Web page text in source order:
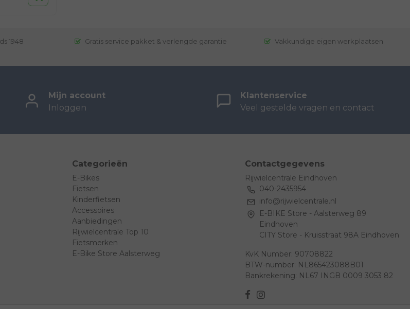
1948 Gratis service pakket & verlengde garantie Vakkundige eigen werkplaatsen
Mijn account
Inloggen
Klantenservice
Veel gestelde vragen en contact
Categorieën
E-Bikes
Fietsen
Kinderfietsen
Accessoires
Aanbiedingen
Rijwielcentrale Top 10
Fietsmerken
E-Bike Store Aalsterweg
Contactgegevens
Rijwielcentrale Eindhoven
040-2435954
info@rijwielcentrale.nl
E-BIKE Store - Aalsterweg 89
Eindhoven
CITY Store - Kruisstraat 98A Eindhoven
KvK Number: 90708822
BTW-number: NL865423088B01
Bankrekening: NL67 INGB 0009 3053 82